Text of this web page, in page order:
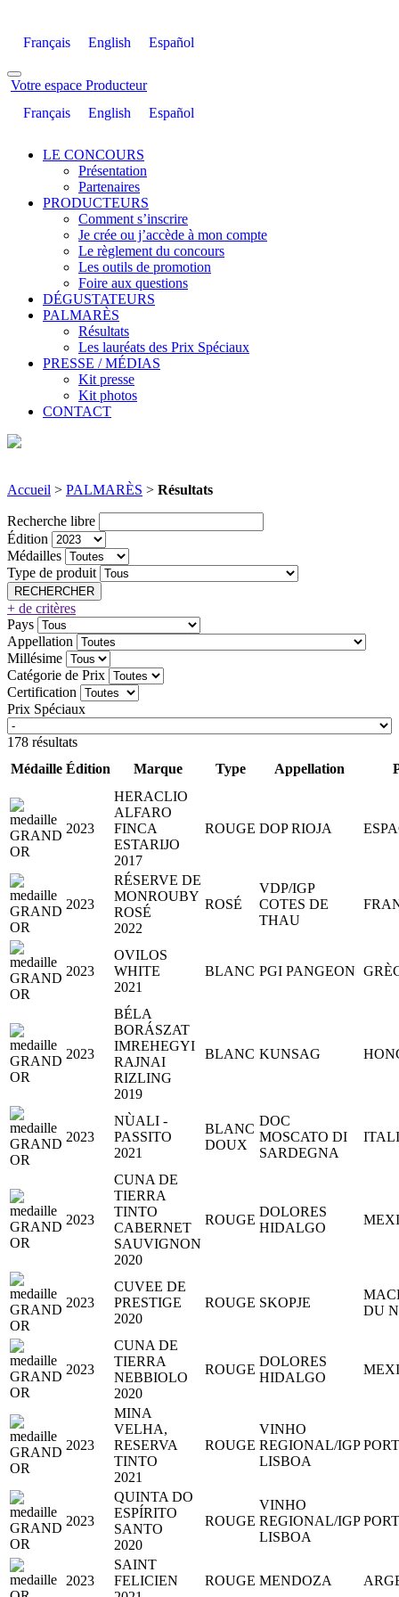
Français English Español
Votre espace Producteur
Français
English Español
LE CONCOURS
Présentation
Partenaires
PRODUCTEURS
Comment s’inscrire
Je crée ou j’accède à mon compte
Le règlement du concours
Les outils de promotion
Foire aux questions
DÉGUSTATEURS
PALMARÈS
Résultats
Les lauréats des Prix Spéciaux
PRESSE / MÉDIAS
Kit presse
Kit photos
CONTACT
Accueil > PALMARÈS > Résultats
Recherche libre
Édition
Médailles
Type de produit
+ de critères
Pays
Appellation
Millésime
Catégorie de Prix
Certification
Prix Spéciaux
178 résultats
Médaille Édition Marque Type Appellation
2023
HERACLIO
ALFARO
FINCA
ESTARIJO
2017
ROUGE DOP RIOJA
2023
RÉSERVE DE
MONROUBY
ROSÉ
2022
ROSÉ
VDP/IGP
COTES DE
THAU
2023
OVILOS
WHITE
2021
BLANC PGI PANGEON
2023
BÉLA
BORÁSZAT
IMREHEGYI
RAJNAI
RIZLING
2019
BLANC KUNSAG
2023
NÙALI -
PASSITO
2021
BLANC
DOUX
DOC
MOSCATO DI
SARDEGNA
2023
CUNA DE
TIERRA
TINTO
CABERNET
SAUVIGNON
2020
ROUGE
DOLORES
HIDALGO
2023
CUVEE DE
PRESTIGE
2020
ROUGE SKOPJE
DU
2023
CUNA DE
TIERRA
NEBBIOLO
2020
ROUGE
DOLORES
HIDALGO
2023
MINA
VELHA,
RESERVA
TINTO
2021
ROUGE
VINHO
REGIONAL/IGP
LISBOA
2023
QUINTA DO
ESPÍRITO
SANTO
2020
ROUGE
VINHO
REGIONAL/IGP
LISBOA
2023
SAINT
FELICIEN
ROUGE MENDOZA